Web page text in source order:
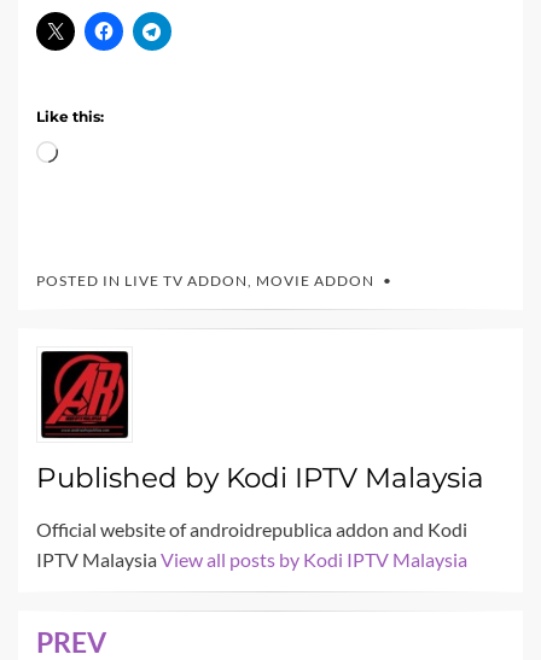
Like this:
Loading…
POSTED IN LIVE TV ADDON, MOVIE ADDON
Published by Kodi IPTV Malaysia
Official website of androidrepublica addon and Kodi
IPTV MalaysiaView all posts by Kodi IPTV Malaysia
Post
PREV